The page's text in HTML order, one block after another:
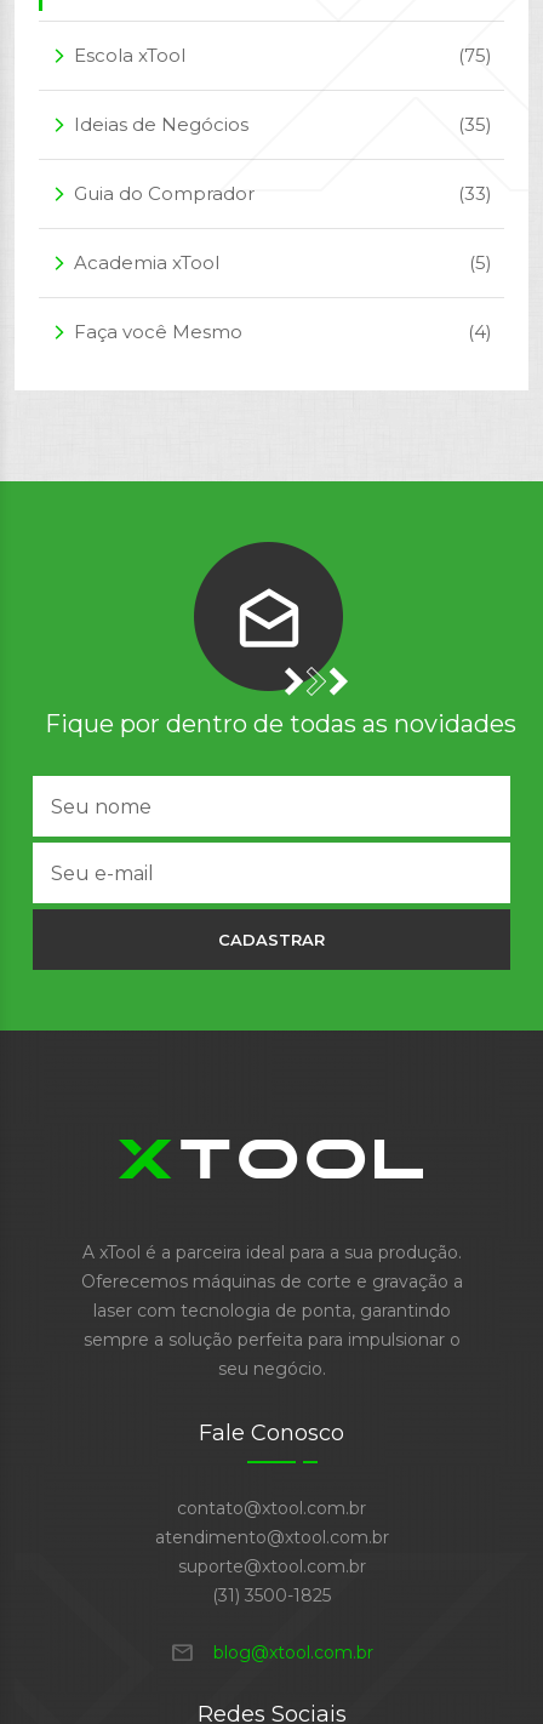
arrow_forward_ios Escola xTool (75)
arrow_forward_ios Ideias de Negócios (35)
arrow_forward_ios Guia do Comprador (33)
arrow_forward_ios Academia xTool (5)
arrow_forward_ios Faça você Mesmo (4)
Fique por dentro de todas as novidades
CADASTRAR
A xTool é a parceira ideal para a sua produção.
Oferecemos máquinas de corte e gravação a
laser com tecnologia de ponta, garantindo
sempre a solução perfeita para impulsionar o
seu negócio.
Fale Conosco
contato@xtool.com.br
atendimento@xtool.com.br
suporte@xtool.com.br
(31) 3500-1825
mail blog@xtool.com.br
Redes Sociais